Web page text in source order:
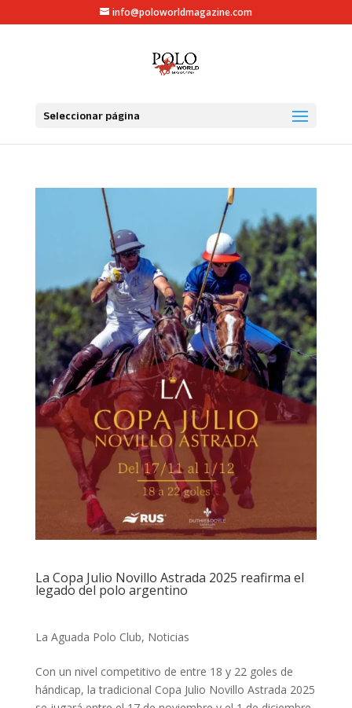
info@poloworldmagazine.com
Seleccionar página
La Copa Julio Novillo Astrada 2025 reafirma el
legado del polo argentino
La Aguada Polo Club, Noticias
Con un nivel competitivo de entre 18 y 22 goles de
hándicap, la tradicional Copa Julio Novillo Astrada 2025